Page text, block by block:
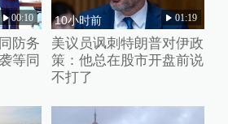
00:10
防务
等同
10小时前 01:19
美议员讽刺特朗普对伊政
策：他总在股市开盘前说
不打了